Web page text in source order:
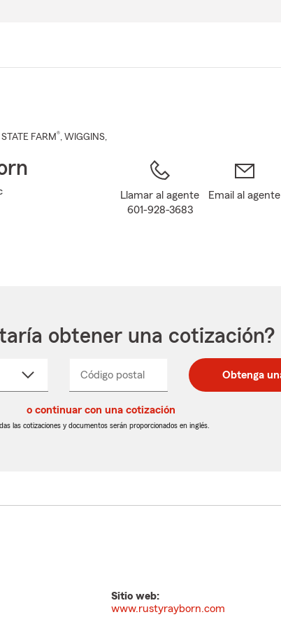
FARM®, WIGGINS,
Llamar al agente
601-928-3683
Email al agente
obtener una cotización?
Código postal
postal
de
postal
de
_____ Obtenga
o continuar con una cotización
las cotizaciones y documentos serán proporcionados en inglés.
Sitio web:
www.rustyrayborn.com